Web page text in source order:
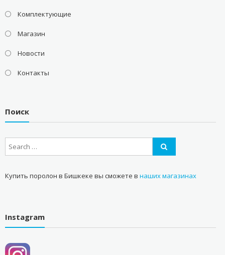
Комплектующие
Магазин
Новости
Контакты
Поиск
Купить поролон в Бишкеке вы сможете в наших магазинах
Instagram